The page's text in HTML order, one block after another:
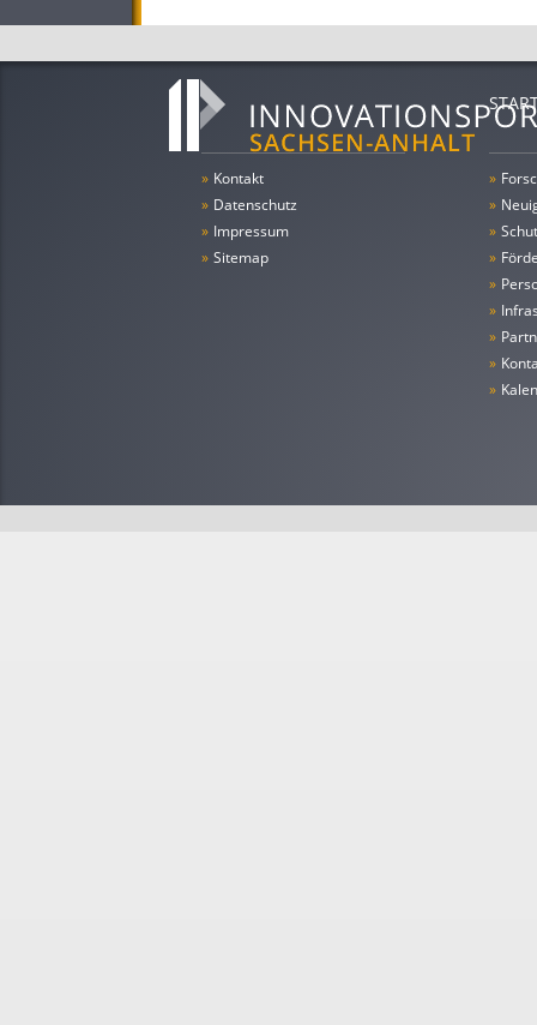
» Kontakt
» Datenschutz
» Impressum
» Sitemap
»
»
»
»
»
»
»
»
»